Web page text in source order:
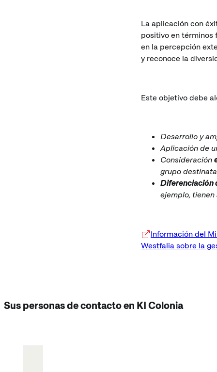
La aplicación con
positivo en términos
en la percepción
y reconoce la
Este objetivo debe
Desarrollo y
Aplicación de
Consideración
grupo
Diferenciación
ejemplo,
Información del
Westfalia sobre la
Sus personas de contacto en KI Colonia